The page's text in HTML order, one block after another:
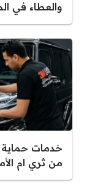
والعطاء في
خدمات حماية
من ثري ام